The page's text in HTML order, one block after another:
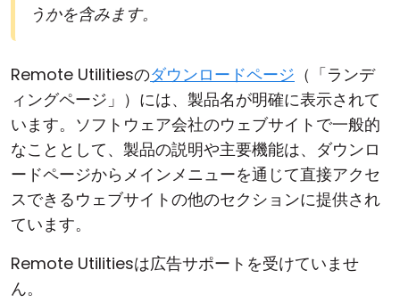
うかを含みます。
Remote Utilitiesのダウンロードページ （「ランデ
ィングページ」）には、製品名が明確に表示されて
います。ソフトウェア会社のウェブサイトで一般的
なこととして、製品の説明や主要機能は、ダウンロ
ードページからメインメニューを通じて直接アクセ
スできるウェブサイトの他のセクションに提供され
ています。
Remote Utilitiesは広告サポートを受けていませ
ん。